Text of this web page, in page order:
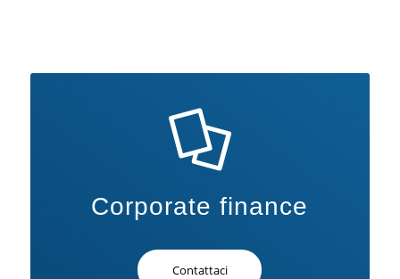
Corporate finance
Contattaci